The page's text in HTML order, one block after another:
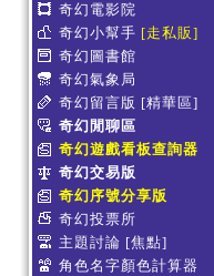
奇幻電影院
奇幻小幫手 [走私販]
奇幻圖書館
奇幻氣象局
奇幻留言版 [精華區]
奇幻閒聊區
奇幻遊戲看板查詢器
奇幻交易版
奇幻序號分享版
奇幻投票所
主題討論 [焦點]
角色名字顏色計算器